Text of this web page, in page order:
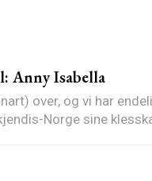
Anny Isabella
over, og vi har